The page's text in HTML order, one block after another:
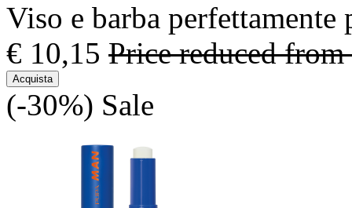
Viso e barba
€ 10,15 Price reduced from
Acquista
(-30%) Sale